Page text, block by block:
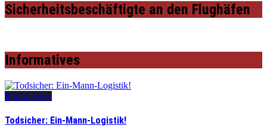
Sicherheitsbeschäftigte an den Flughäfen
Informatives
Informatives
Todsicher: Ein-Mann-Logistik!